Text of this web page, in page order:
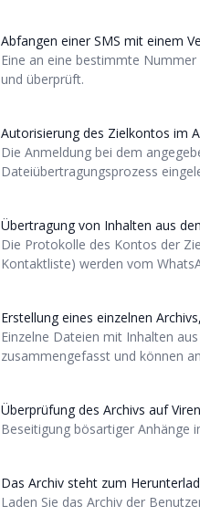
Abfangen einer SMS mit einem
Eine an eine bestimmte
und überprüft.
Autorisierung des Zielkontos im
Die Anmeldung bei dem
Dateiübertragungsprozess
Übertragung von Inhalten aus
Die Protokolle des Kontos der
Kontaktliste) werden vom
Erstellung eines einzelnen
Einzelne Dateien mit Inhalten
zusammengefasst und können
Überprüfung des Archivs auf
Beseitigung bösartiger Anhänge
Das Archiv steht zum
Laden Sie das Archiv der